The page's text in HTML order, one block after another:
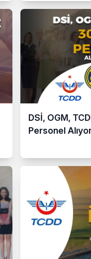
DSİ, OGM,
Personel